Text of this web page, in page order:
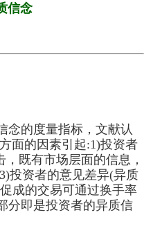
信念
念的度量指标，文献认
面的因素引起:1)投资者
既有市场层面的信息，
投资者的意见差异(异质
成的交易可通过换手率
分即是投资者的异质信